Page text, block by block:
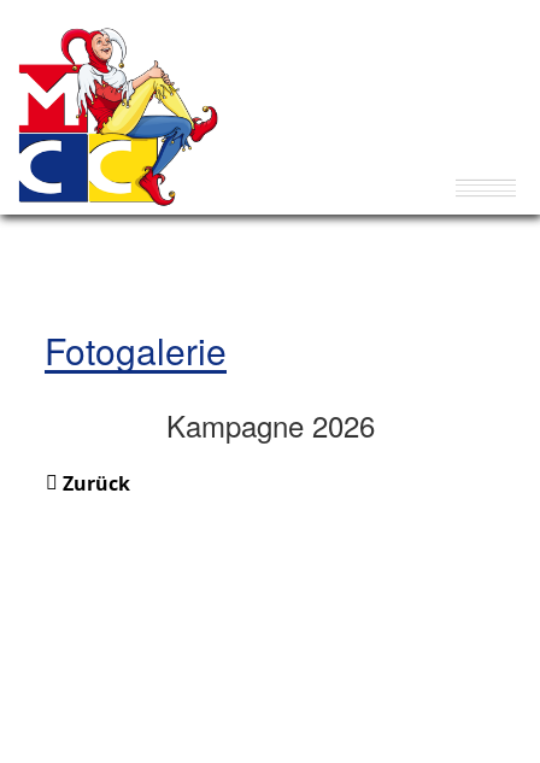
Fotogalerie
Kampagne 2026
Zurück